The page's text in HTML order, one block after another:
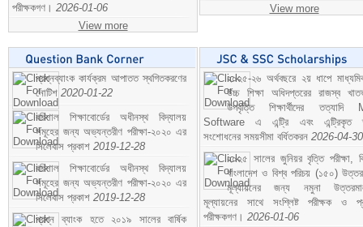
পরীক্ষকগণ। 2026-01-06
View more
View more
প্রশ্নব্যাংক কার্যক্রম আপাতত স্থগিতকরণের
নোটিশ 2020-01-22
বরিশাল শিক্ষাবোর্ডের অধীনস্থ বিদ্যালয়
সমূহের জন্য অভ্যন্তরীণ পরীক্ষা-২০২০ এর
সিলেবাস প্রকাশ 2019-12-28
বরিশাল শিক্ষাবোর্ডের অধীনস্থ বিদ্যালয়
সমূহের জন্য অভ্যন্তরীণ পরীক্ষা-২০২০ এর
সিলেবাস প্রকাশ 2019-12-28
প্রশ্ন ব্যাংক হতে ২০১৯ সালের বার্ষিক
২০২৫-২৬ অর্থবছরে ২য় ধাপে
উচ্চ শিক্ষা অধিদপ্তরের রাজস্ব
উপবৃত্তি শিক্ষার্থীদের তত্যাদি
Software এ এন্ট্রি এবং এন্ট্রিকৃত
সংশোধনের সময়সীমা বর্ধিতকরন 2026-04-30
২০২৫ সালের জুনিয়র বৃত্তি পরীক্ষা,
বাংলাদেশ ও বিশ্ব পরিচয় (১৫০)
মূল্যায়নের জন্য নমুনা
মূল্যায়নের সাথে সংশ্লিষ্ট পরীক্ষক ও
পরীক্ষকগণ। 2026-01-06